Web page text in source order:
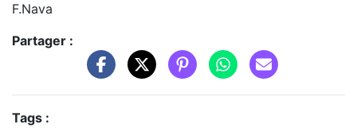
F.Nava
Partager :
Tags :